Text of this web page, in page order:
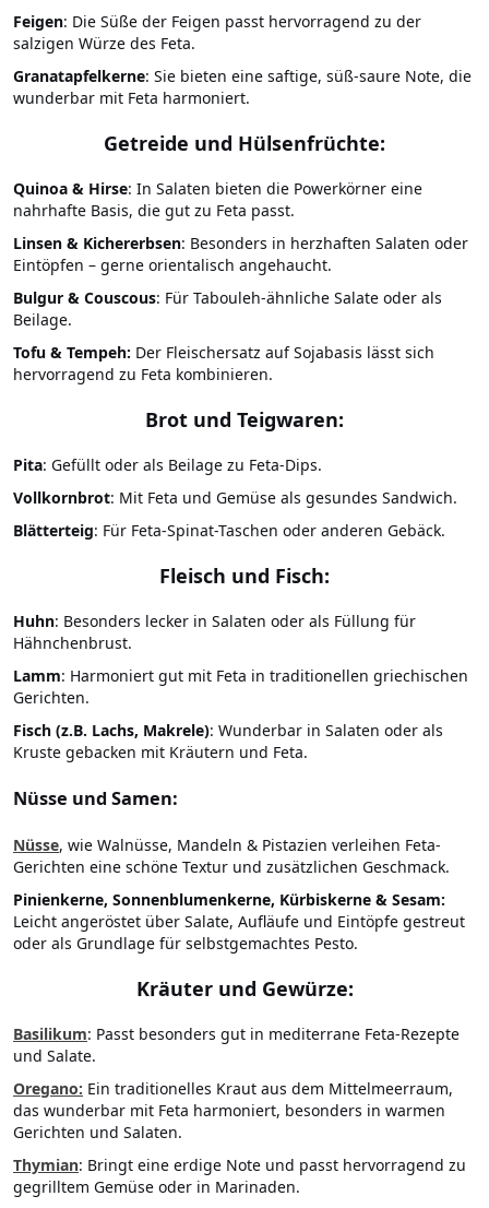
Feigen: Die Süße der Feigen passt hervorragend zu der
salzigen Würze des Feta.
Granatapfelkerne: Sie bieten eine saftige, süß-saure Note, die
wunderbar mit Feta harmoniert.
Getreide und Hülsenfrüchte:
Quinoa & Hirse: In Salaten bieten die Powerkörner eine
nahrhafte Basis, die gut zu Feta passt.
Linsen & Kichererbsen: Besonders in herzhaften Salaten oder
Eintöpfen – gerne orientalisch angehaucht.
Bulgur & Couscous: Für Tabouleh-ähnliche Salate oder als
Beilage.
Tofu & Tempeh: Der Fleischersatz auf Sojabasis lässt sich
hervorragend zu Feta kombinieren.
Brot und Teigwaren:
Pita: Gefüllt oder als Beilage zu Feta-Dips.
Vollkornbrot: Mit Feta und Gemüse als gesundes Sandwich.
Blätterteig: Für Feta-Spinat-Taschen oder anderen Gebäck.
Fleisch und Fisch:
Huhn: Besonders lecker in Salaten oder als Füllung für
Hähnchenbrust.
Lamm: Harmoniert gut mit Feta in traditionellen griechischen
Gerichten.
Fisch (z.B. Lachs, Makrele): Wunderbar in Salaten oder als
Kruste gebacken mit Kräutern und Feta.
Nüsse und Samen:
Nüsse, wie Walnüsse, Mandeln & Pistazien verleihen Feta-
Gerichten eine schöne Textur und zusätzlichen Geschmack.
Pinienkerne, Sonnenblumenkerne, Kürbiskerne & Sesam:
Leicht angeröstet über Salate, Aufläufe und Eintöpfe gestreut
oder als Grundlage für selbstgemachtes Pesto.
Kräuter und Gewürze:
Basilikum: Passt besonders gut in mediterrane Feta-Rezepte
und Salate.
Oregano: Ein traditionelles Kraut aus dem Mittelmeerraum,
das wunderbar mit Feta harmoniert, besonders in warmen
Gerichten und Salaten.
Thymian: Bringt eine erdige Note und passt hervorragend zu
gegrilltem Gemüse oder in Marinaden.